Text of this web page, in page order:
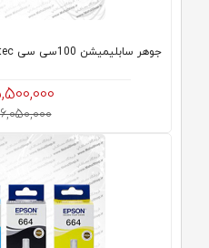
جوهر سابلیمیشن 100سی سی Epson Inktec
6,050,000 تومان